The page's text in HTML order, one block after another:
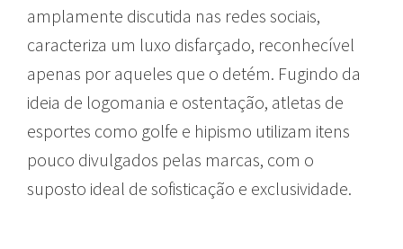
amplamente discutida nas redes sociais,
caracteriza um luxo disfarçado, reconhecível
apenas por aqueles que o detém. Fugindo da
ideia de logomania e ostentação, atletas de
esportes como golfe e hipismo utilizam itens
pouco divulgados pelas marcas, com o
suposto ideal de sofisticação e exclusividade.